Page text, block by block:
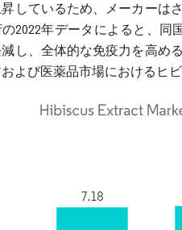
しているため、メーカーは
の2022年データによると、同
し、全体的な免疫力を高め
よび医薬品市場におけるヒ